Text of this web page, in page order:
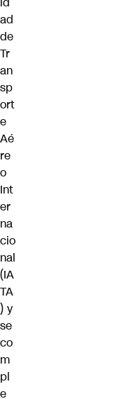
ad
de
Tr
an
sp
ort
e
Aé
re
o
Int
er
na
cio
nal
(IA
TA
) y
se
co
m
pl
e